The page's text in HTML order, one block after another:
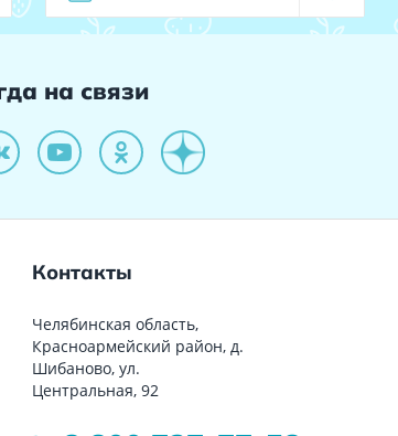
на связи
Контакты
Челябинская область,
Красноармейский район, д.
Шибаново, ул.
Центральная, 92